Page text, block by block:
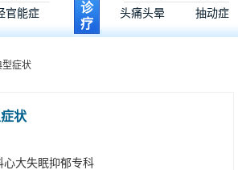
官能症
诊
疗
头痛头晕
抽动症
症状
状
心大失眠抑郁专科